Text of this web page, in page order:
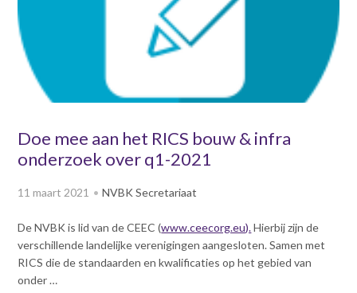
n
a
o
J
m
p
t
o
Doe mee aan het RICS bouw & infra
onderzoek over q1-2021
11 maart 2021 NVBK Secretariaat
De NVBK is lid van de CEEC (www.ceecorg.eu).Hierbij zijn de
verschillende landelijke verenigingen aangesloten. Samen met
RICS die de standaarden en kwalificaties op het gebied van
onder …
Boek Levensduurkosten –
Slim investeren, lang
profiteren
Bouwkostendeskundige 2024
Dag van de
november 2023
Vernieuwde boek
Publicatiereeks
Nieuwsbrieven
Nieuwsarchief